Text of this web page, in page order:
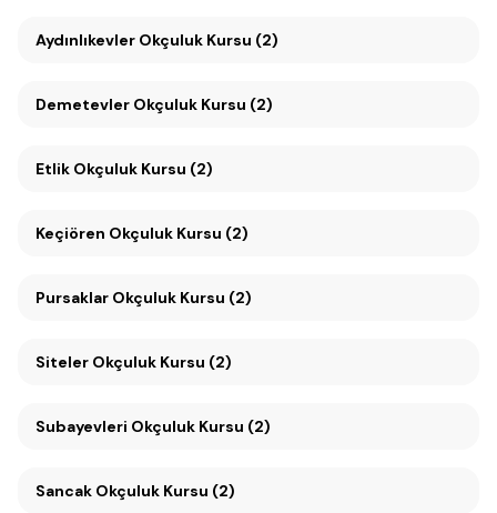
Aydınlıkevler Okçuluk Kursu (2)
Demetevler Okçuluk Kursu (2)
Etlik Okçuluk Kursu (2)
Keçiören Okçuluk Kursu (2)
Pursaklar Okçuluk Kursu (2)
Siteler Okçuluk Kursu (2)
Subayevleri Okçuluk Kursu (2)
Sancak Okçuluk Kursu (2)